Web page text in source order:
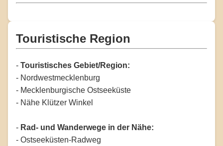
Touristische Region
- Touristisches Gebiet/Region:
- Nordwestmecklenburg
- Mecklenburgische Ostseeküste
- Nähe Klützer Winkel
- Rad- und Wanderwege in der Nähe:
- Ostseeküsten-Radweg